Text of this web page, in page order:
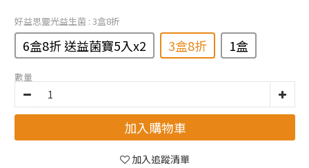
好益思靈光益生菌 : 3盒8折
6盒8折 送益菌寶5入x2 3盒8折 1盒
數量
加入購物車
加入追蹤清單